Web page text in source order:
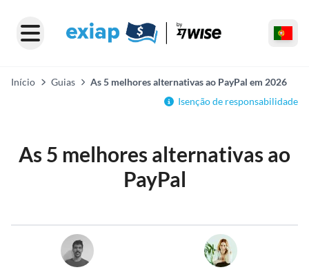
Início Guias
As 5 melhores alternativas ao PayPal em 2026
Isenção de responsabilidade
As 5 melhores alternativas ao
PayPal